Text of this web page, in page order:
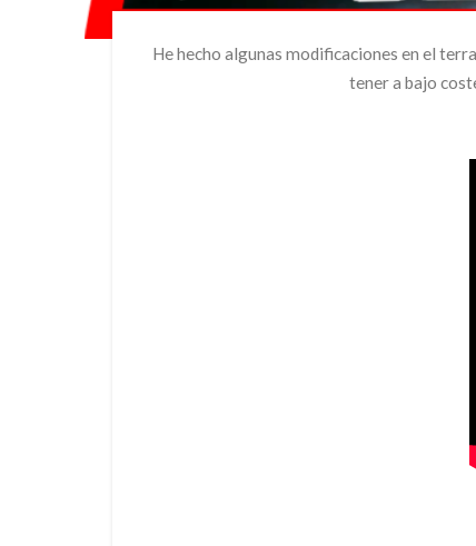
He hecho algunas modificaciones en el
tener a bajo